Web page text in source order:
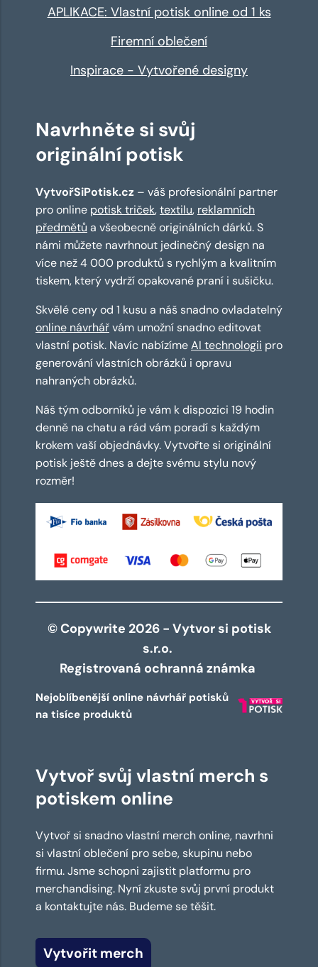
APLIKACE: Vlastní potisk online od 1 ks
Firemní oblečení
Inspirace - Vytvořené designy
Navrhněte si svůj
originální potisk
VytvořSiPotisk.cz – váš profesionální partner
pro online potisk triček,textilu, reklamních
předmětů a všeobecně originálních dárků. S
námi můžete navrhnout jedinečný design na
více než 4 000 produktů s rychlým a kvalitním
tiskem, který vydrží opakované praní i sušičku.
Skvělé ceny od 1 kusu a náš snadno ovladatelný
online návrhářvám umožní snadno editovat
vlastní potisk. Navíc nabízímeAI technologii pro
generování vlastních obrázků i opravu
nahraných obrázků.
Náš tým odborníků je vám k dispozici 19 hodin
denně na chatu a rád vám poradí s každým
krokem vaší objednávky. Vytvořte si originální
potisk ještě dnes a dejte svému stylu nový
rozměr!
© Copywrite 2026 - Vytvor si potisk
s.r.o.
Registrovaná ochranná známka
Nejoblíbenější online návrhář potisků
na tisíce produktů
Vytvoř svůj vlastní merch s
potiskem online
Vytvoř si snadno vlastní merch online, navrhni
si vlastní oblečení pro sebe, skupinu nebo
firmu. Jsme schopni zajistit platformu pro
merchandising. Nyní zkuste svůj první produkt
a kontaktujte nás. Budeme se těšit.
Vytvořit merch